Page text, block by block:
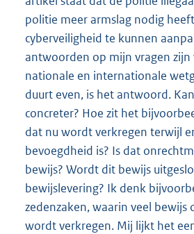
politie meer armslag nodig
cyberveiligheid te kunnen
antwoorden op mijn vragen zijn
nationale en internationale
duurt even, is het antwoord.
concreter? Hoe zit het
dat nu wordt verkregen terwijl
bevoegdheid is? Is dat
bewijs? Wordt dit bewijs
bewijslevering? Ik denk
zedenzaken, waarin veel bewijs
wordt verkregen. Mij lijkt het